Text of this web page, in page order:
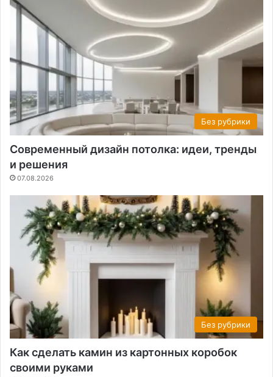
Без рубрики
Современный дизайн потолка: идеи, тренды
и решения
07.08.2026
Без рубрики
Как сделать камин из картонных коробок
своими руками